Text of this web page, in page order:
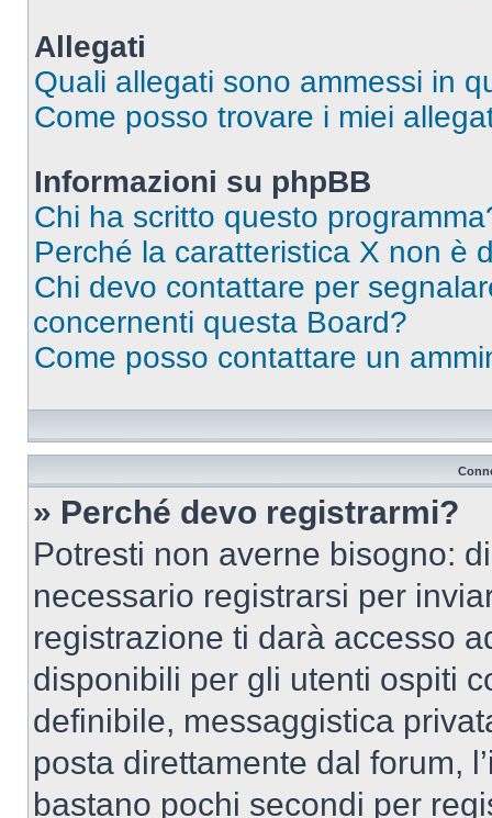
Allegati
Quali allegati sono ammessi in
Come posso trovare i miei
Informazioni su phpBB
Chi ha scritto questo
Perché la caratteristica X non è
Chi devo contattare per
concernenti questa Board?
Come posso contattare un
» Perché devo registrarmi?
Potresti non averne bisogno:
necessario registrarsi per
registrazione ti darà accesso
disponibili per gli utenti ospiti
definibile, messaggistica
posta direttamente dal forum,
bastano pochi secondi per